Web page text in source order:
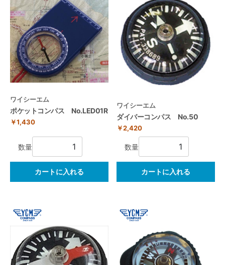
ワイシーエム
ポケットコンパス No.LED01R
￥1,430
数量
カートに入れる
ワイシーエム
ダイバーコンパス No.50
￥2,420
数量
カートに入れる